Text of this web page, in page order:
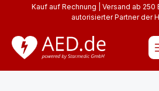
Zum Hauptinhalt springen
Kauf auf Rechnung | Versand ab 250
autorisierter Partner der